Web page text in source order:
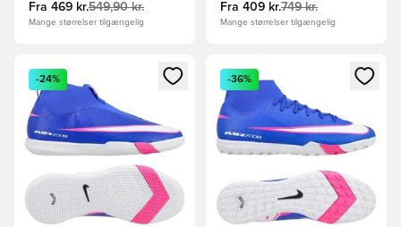
Fra 469 kr.549,90 kr.
Mange størrelser tilgængelig
Fra 409 kr.749 kr.
Mange størrelser tilgængelig
Åbner en Modal til at logge ind eller tilmelde dig som
-24%
Åbner en Modal til at logge
-36%